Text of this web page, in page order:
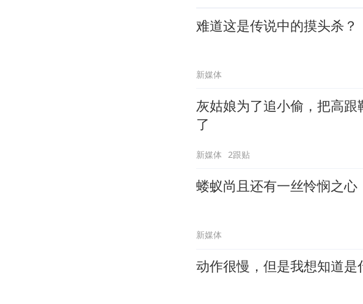
难道这是传说中的摸头杀？
新媒体
灰姑娘为了追小偷，把高
了
新媒体 2跟贴
蝼蚁尚且还有一丝怜悯之心
新媒体
动作很慢，但是我想知道是